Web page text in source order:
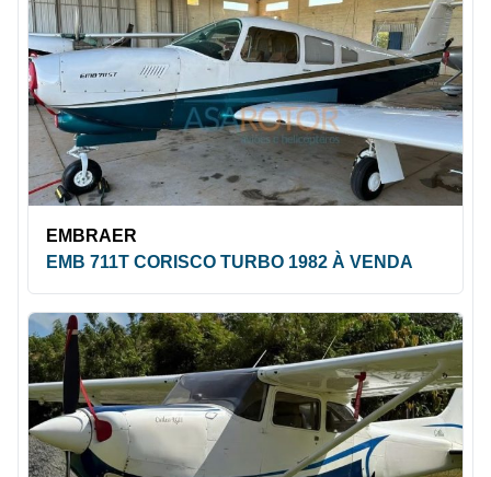
EMBRAER
EMB 711T CORISCO TURBO 1982 À VENDA